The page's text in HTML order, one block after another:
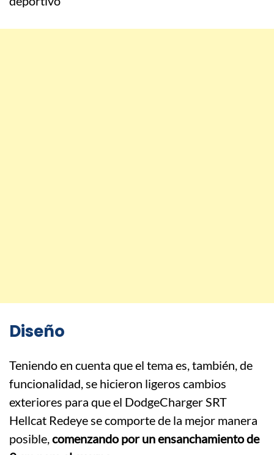
Diseño
Teniendo en cuenta que el tema es, también, de
funcionalidad, se hicieron ligeros cambios
exteriores para que el DodgeCharger SRT
Hellcat Redeye se comporte de la mejor manera
posible,comenzando por un ensanchamiento de